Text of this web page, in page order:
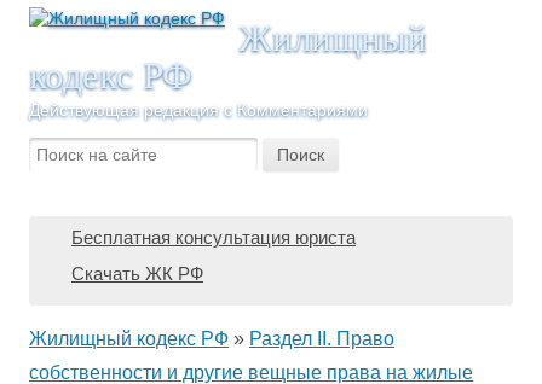
Жилищный
кодекс РФ
Действующая редакция с Комментариями
Бесплатная консультация юриста
Скачать ЖК РФ
Жилищный кодекс РФ » Раздел II. Право
собственности и другие вещные права на жилые